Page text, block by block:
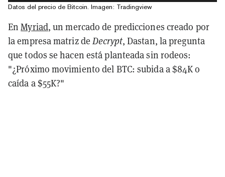
Datos del precio de Bitcoin. Imagen: Tradingview
EnMyriad, un mercado de predicciones creado por
la empresa matriz deDecrypt, Dastan, la pregunta
que todos se hacen está planteada sin rodeos:
"¿Próximo movimiento del BTC: subida a $84K o
caída a $55K?"